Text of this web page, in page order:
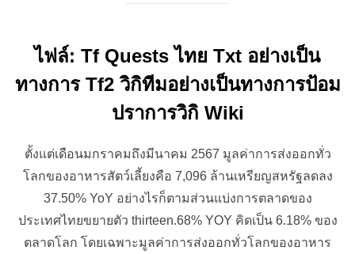
ไฟล์: Tf Quests ไทย Txt อย่างเป็น
ทางการ Tf2 วิกิทีมอย่างเป็นทางการป้อม
ปราการวิกิ Wiki
ตั้งแต่เดือนมกราคมถึงมีนาคม 2567 มูลค่าการส่งออกทั่ว
โลกของอาหารสัตว์เลี้ยงคือ 7,096 ล้านเหรียญสหรัฐลดลง
37.50% YoY อย่างไรก็ตามส่วนแบ่งการตลาดของ
ประเทศไทยขยายตัว thirteen.68% YOY คิดเป็น 6.18% ของ
ตลาดโลก โดยเฉพาะมูลค่าการส่งออกทั่วโลกของอาหาร